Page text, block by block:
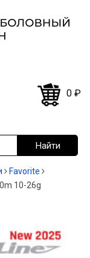
0 ₽
Favorite
10-26g